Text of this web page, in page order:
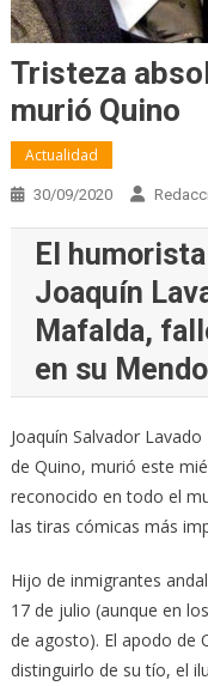
Tristeza
murió Quino
Actualidad
30/09/2020
El
Joaquín
Mafalda,
en su
Joaquín Salvador
de Quino, murió este
reconocido en todo el
las tiras cómicas más
Hijo de inmigrantes
17 de julio (aunque en
de agosto). El apodo de
distinguirlo de su tío, el